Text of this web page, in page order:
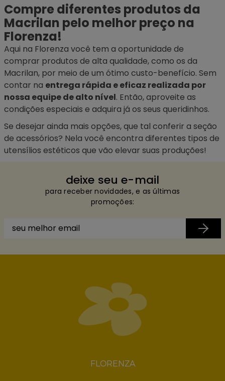
Compre diferentes produtos da
Macrilan pelo melhor preço na
Florenza!
Aqui na Florenza você tem a oportunidade de
comprar produtos de alta qualidade, como os da
Macrilan, por meio de um ótimo custo-benefício. Sem
contar na entrega rápida e eficaz realizada por
nossa equipe de alto nível. Então, aproveite as
condições especiais e adquira já os seus queridinhos.
Se desejar ainda mais opções, que tal conferir a seção
de acessórios? Nela você encontra diferentes tipos de
utensílios estéticos que vão elevar suas produções!
deixe seu e-mail
para receber novidades, e as últimas
promoções:
FLORENZA